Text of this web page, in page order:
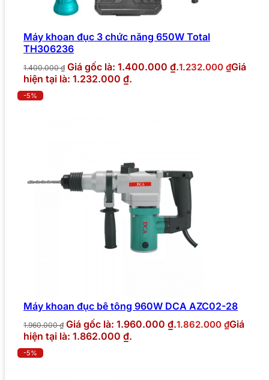
Máy khoan đục 3 chức năng 650W Total
TH306236
1.400.000₫ Giá gốc là: 1.400.000 ₫.1.232.000 ₫Giá
hiện tại là: 1.232.000 ₫.
-5%
Máy khoan đục bê tông 960W DCA AZC02-28
1.960.000₫ Giá gốc là: 1.960.000 ₫.1.862.000 ₫Giá
hiện tại là: 1.862.000 ₫.
-5%